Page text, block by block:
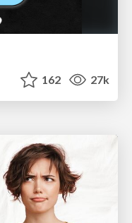
162 27k